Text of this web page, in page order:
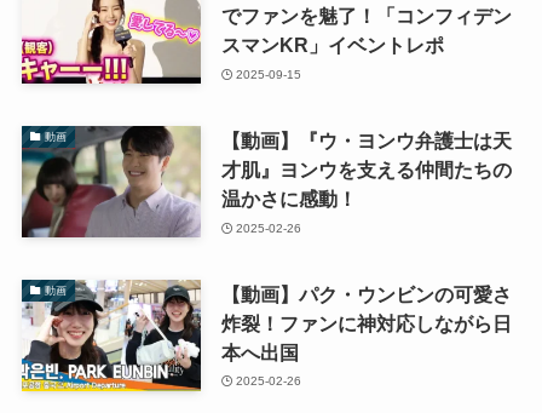
でファンを魅了！「コンフィデン
スマンKR」イベントレポ
2025-09-15
動画
【動画】『ウ・ヨンウ弁護士は天
才肌』ヨンウを支える仲間たちの
温かさに感動！
2025-02-26
動画
【動画】パク・ウンビンの可愛さ
炸裂！ファンに神対応しながら日
本へ出国
2025-02-26